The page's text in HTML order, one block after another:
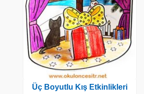
Üç Boyutlu Kış Etkinlikleri